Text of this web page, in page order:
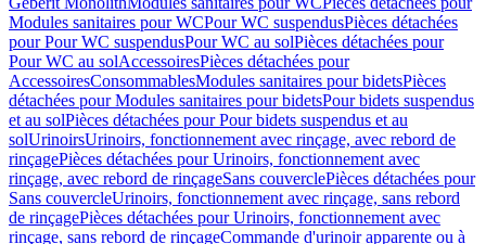
Modules sanitaires pour WCPour WC suspendusPièces détachées
pour Pour WC suspendusPour WC au solPièces détachées pour
Pour WC au solAccessoiresPièces détachées pour
AccessoiresConsommablesModules sanitaires pour bidetsPièces
détachées pour Modules sanitaires pour bidetsPour bidets suspendus
et au solPièces détachées pour Pour bidets suspendus et au
solUrinoirsUrinoirs, fonctionnement avec rinçage, avec rebord de
rinçagePièces détachées pour Urinoirs, fonctionnement avec
rinçage, avec rebord de rinçageSans couverclePièces détachées pour
Sans couvercleUrinoirs, fonctionnement avec rinçage, sans rebord
de rinçagePièces détachées pour Urinoirs, fonctionnement avec
rinçage, sans rebord de rinçageCommande d'urinoir apparente ou à